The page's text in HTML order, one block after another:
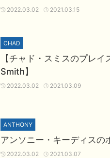
2021.03.15
2022.03.02
CHAD
【チャド・スミスのプレ
Smith】
2021.03.09
2022.03.02
ANTHONY
アンソニー・キーディスの
2021.03.07
2022.03.02